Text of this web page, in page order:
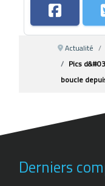
Actualité
Pics
boucle
Derniers